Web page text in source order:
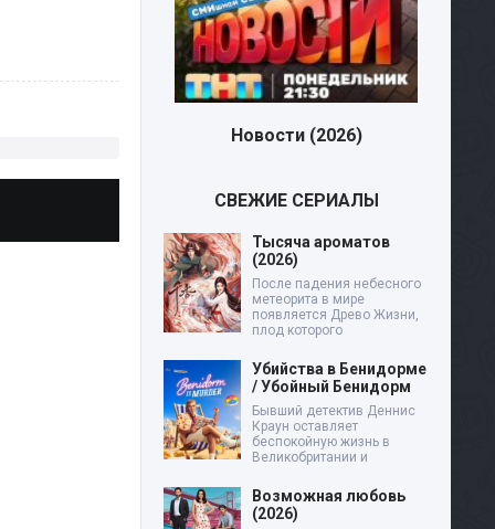
Новости (2026)
СВЕЖИЕ СЕРИАЛЫ
Тысяча ароматов
(2026)
После падения небесного
метеорита в мире
появляется Древо Жизни,
плод которого
Убийства в Бенидорме
/ Убойный Бенидорм
Бывший детектив Деннис
Краун оставляет
беспокойную жизнь в
Великобритании и
Возможная любовь
(2026)